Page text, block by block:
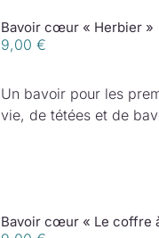
Bavoir cœur « Herbier »
9,00 €
Un bavoir pour les
vie, de tétées et de
Bavoir cœur « Le coffre